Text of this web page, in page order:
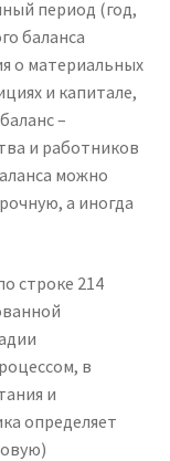
период (год,
баланса
о материальных
и капитале,
–
и работников
можно
а иногда
строке 214
в
и
определяет